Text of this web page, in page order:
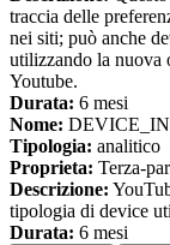
traccia delle
nei siti; può anche
utilizzando la nuova
Youtube.
Durata: 6 mesi
Nome:
Tipologia: analitico
Proprieta: Terza-
Descrizione:
tipologia di device
Durata: 6 mesi